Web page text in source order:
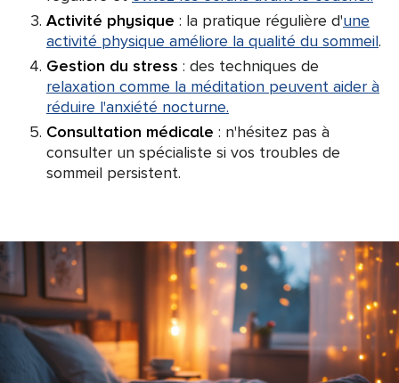
Activité physique : la pratique régulière d'une
activité physique améliore la qualité du sommeil.
Gestion du stress : des techniques de
relaxation comme la méditation peuvent aider à
réduire l'anxiété nocturne.
Consultation médicale : n'hésitez pas à
consulter un spécialiste si vos troubles de
sommeil persistent.